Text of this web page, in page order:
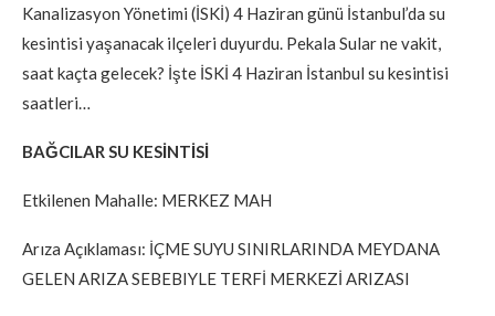
Kanalizasyon Yönetimi (İSKİ) 4 Haziran günü İstanbul’da su
kesintisi yaşanacak ilçeleri duyurdu. Pekala Sular ne vakit,
saat kaçta gelecek? İşte İSKİ 4 Haziran İstanbul su kesintisi
saatleri…
BAĞCILAR SU KESİNTİSİ
Etkilenen Mahalle: MERKEZ MAH
Arıza Açıklaması: İÇME SUYU SINIRLARINDA MEYDANA
GELEN ARIZA SEBEBIYLE TERFİ MERKEZİ ARIZASI